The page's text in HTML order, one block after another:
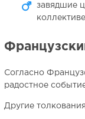
завядшие
Согласно
радостное
Другие